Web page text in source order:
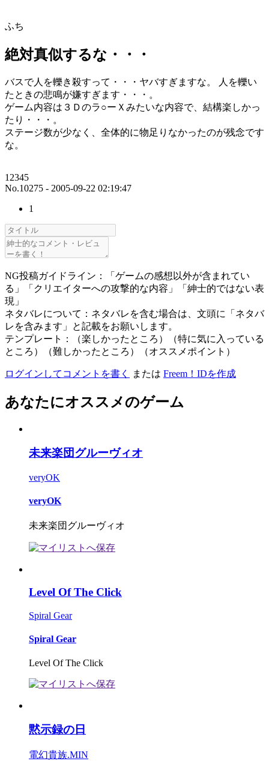
ふち
絶対真似するな・・・
バスで人を轢き殺すって・・・ヤバすぎますな。 人を轢い
たときの悲鳴が嫌すぎます・・・。
ゲーム内容は３Ｄのラ○ーＸみたいな内容で、結構楽しかっ
たり・・・。
ステージ数が少なく、全体的に物足りなかったのが残念です
な。
12345
No.10275 - 2005-09-22 02:19:47
1
NG投稿ガイドライン：「ゲームの感想以外が含まれてい
る」「クリエイターへの攻撃的な内容」「紳士的ではない表
現」
ネタバレについて：ネタバレを含む場合は、文頭に「ネタバ
レを含みます」と記載をお願いします。
テンプレート：（楽しかったところ）（特に気に入っている
ところ）（難しかったところ）（オススメポイント）
ログインしてコメントを書く または Freem！IDを作成
あなたにオススメのゲーム
未来楽団グルーヴィオ
veryOK
veryOK
未来楽団グルーヴィオ
Level Of The Click
Spiral Gear
Spiral Gear
Level Of The Click
黙示録の日
電幻貴族.MIN